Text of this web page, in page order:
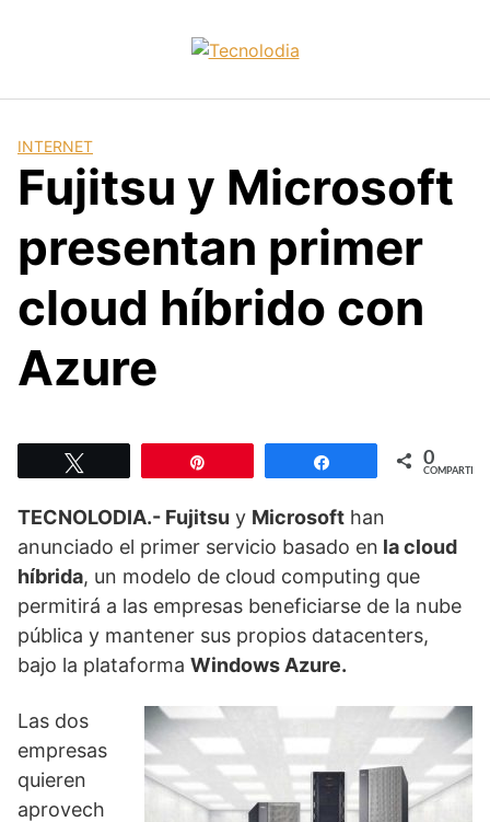
INTERNET
Fujitsu y Microsoft
presentan primer
cloud híbrido con
Azure
Compartir 0
COMPARTIR
TECNOLODIA.- Fujitsu y Microsoft han
anunciado el primer servicio basado en lacloud
híbrida, un modelo de cloud computing que
permitirá a las empresas beneficiarse de la nube
pública y mantener sus propios datacenters,
bajo la plataforma Windows Azure.
Las dos
empresas
quieren
aprovech